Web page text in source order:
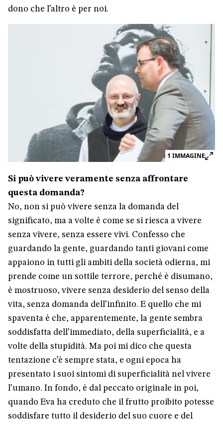
dono che l’altro è per noi.
1 IMMAGINE
Si può vivere veramente senza affrontare
questa domanda?
No, non si può vivere senza la domanda del
significato, ma a volte è come se si riesca a vivere
senza vivere, senza essere vivi. Confesso che
guardando la gente, guardando tanti giovani come
appaiono in tutti gli ambiti della società odierna, mi
prende come un sottile terrore, perché è disumano,
è mostruoso, vivere senza desiderio del senso della
vita, senza domanda dell’infinito. E quello che mi
spaventa è che, apparentemente, la gente sembra
soddisfatta dell’immediato, della superficialità, e a
volte della stupidità. Ma poi mi dico che questa
tentazione c’è sempre stata, e ogni epoca ha
presentato i suoi sintomi di superficialità nel vivere
l’umano. In fondo, è dal peccato originale in poi,
quando Eva ha creduto che il frutto proibito potesse
soddisfare tutto il desiderio del suo cuore e del